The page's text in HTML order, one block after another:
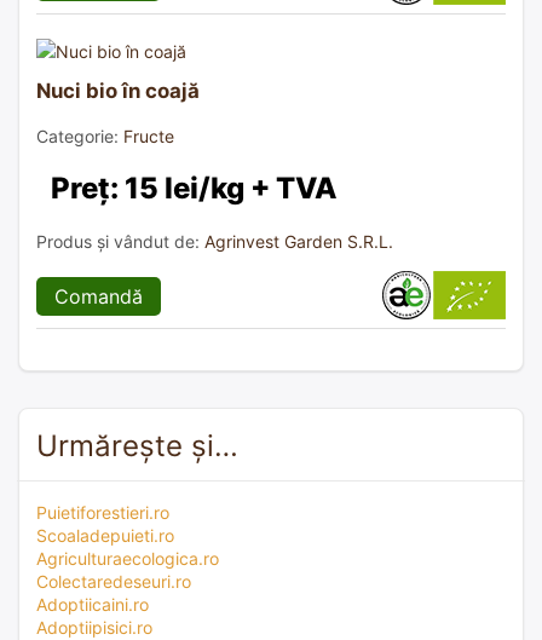
Nuci bio în coajă
Categorie: Fructe
Preț: 15 lei/kg + TVA
Produs și vândut de: Agrinvest Garden S.R.L.
Comandă
Urmărește și…
Puietiforestieri.ro
Scoaladepuieti.ro
Agriculturaecologica.ro
Colectaredeseuri.ro
Adoptiicaini.ro
Adoptiipisici.ro